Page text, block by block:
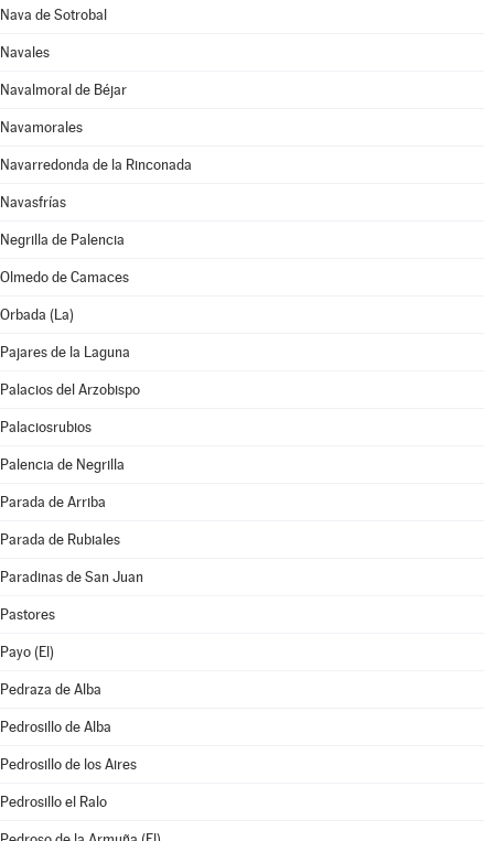
Nava de Sotrobal
Navales
Navalmoral de Béjar
Navamorales
Navarredonda de la Rinconada
Navasfrías
Negrilla de Palencia
Olmedo de Camaces
Orbada (La)
Pajares de la Laguna
Palacios del Arzobispo
Palaciosrubios
Palencia de Negrilla
Parada de Arriba
Parada de Rubiales
Paradinas de San Juan
Pastores
Payo (El)
Pedraza de Alba
Pedrosillo de Alba
Pedrosillo de los Aires
Pedrosillo el Ralo